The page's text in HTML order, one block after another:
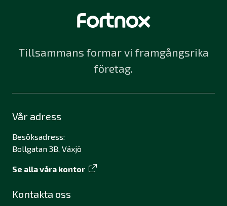
Tillsammans formar vi framgångsrika
företag.
Vår adress
Besöksadress:
Bollgatan 3B, Växjö
Se alla våra kontor
Kontakta oss